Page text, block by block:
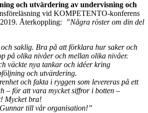
och utvärdering av undervisning och
vid KOMPETENTO-konferens
Återkoppling: ”Några röster om din del
saklig. Bra på att förklara hur saker och
på olika nivåer och mellan olika nivåer.
väckte nya tankar och idéer kring
och utvärdering.
och fakta i ryggen som levereras på ett
– för att vara mycket siffror i botten –
Mycket bra!
till vår organisation!”